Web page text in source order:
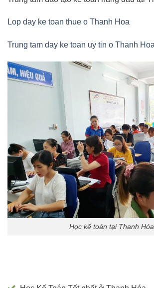
Lop day ke toan thue o Thanh Hoa
Trung tam day ke toan uy tin o Thanh Hoa
Học kế toán tại Thanh Hóa